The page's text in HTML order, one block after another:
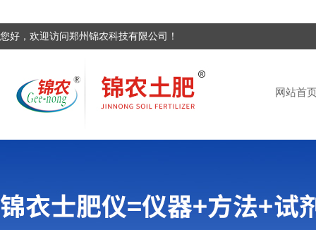
您好，欢迎访问郑州锦农科技有限公司！
网站首